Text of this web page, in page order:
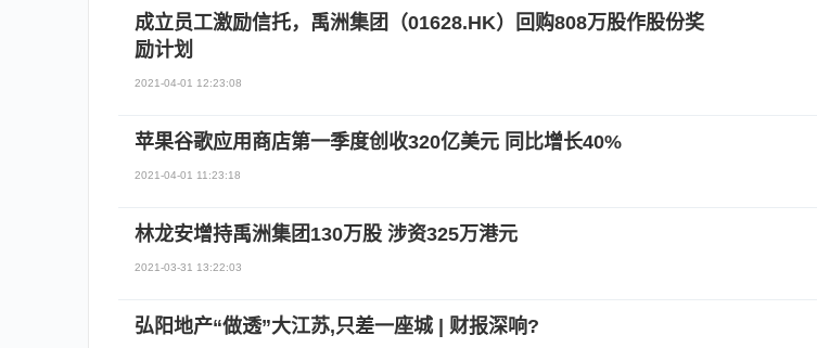
成立员工激励信托，禹洲集团（01628.HK）回购808万股作股份奖
励计划
2021-04-01 12:23:08
苹果谷歌应用商店第一季度创收320亿美元 同比增长40%
2021-04-01 11:23:18
林龙安增持禹洲集团130万股 涉资325万港元
2021-03-31 13:22:03
弘阳地产“做透”大江苏,只差一座城 | 财报深响?